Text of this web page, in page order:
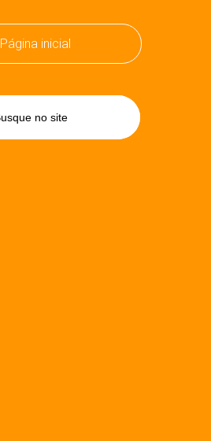
Página inicial